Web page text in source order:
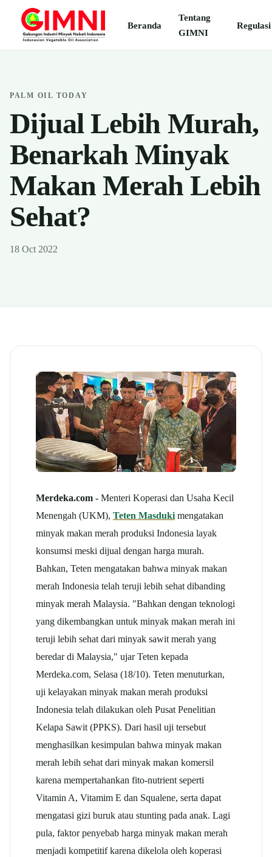
Beranda
Tentang
GIMNI
Regulasi
PALM OIL TODAY
Dijual Lebih Murah,
Benarkah Minyak
Makan Merah Lebih
Sehat?
18 Oct 2022
Merdeka.com - Menteri Koperasi dan Usaha Kecil
Menengah (UKM), Teten Masdukimengatakan
minyak makan merah produksi Indonesia layak
konsumsi meski dijual dengan harga murah.
Bahkan, Teten mengatakan bahwa minyak makan
merah Indonesia telah teruji lebih sehat dibanding
minyak merah Malaysia. "Bahkan dengan teknologi
yang dikembangkan untuk minyak makan merah ini
teruji lebih sehat dari minyak sawit merah yang
beredar di Malaysia," ujar Teten kepada
Merdeka.com, Selasa (18/10). Teten menuturkan,
uji kelayakan minyak makan merah produksi
Indonesia telah dilakukan oleh Pusat Penelitian
Kelapa Sawit (PPKS). Dari hasil uji tersebut
menghasilkan kesimpulan bahwa minyak makan
merah lebih sehat dari minyak makan komersil
karena mempertahankan fito-nutrient seperti
Vitamin A, Vitamim E dan Squalene, serta dapat
mengatasi gizi buruk atau stunting pada anak. Lagi
pula, faktor penyebab harga minyak makan merah
menjadi kompetitif karena dikelola oleh koperasi